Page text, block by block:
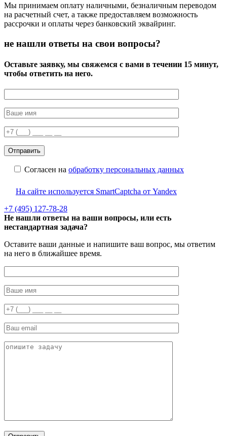
Мы принимаем оплату наличными, безналичным переводом
на расчетный счет, а также предоставляем возможность
рассрочки и оплаты через банковский эквайринг.
не нашли ответы на свои вопросы?
Оставьте заявку, мы свяжемся с вами в течении 15 минут,
чтобы ответить на него.
Согласен на обработку персональных данных
На сайте используется SmartCaptcha от Yandex
+7 (495) 127-78-28
Не нашли ответы на ваши вопросы, или есть
нестандартная задача?
Оставите ваши данные и напишите ваш вопрос, мы ответим
на него в ближайшее время.